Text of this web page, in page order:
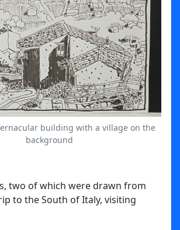
building with a village on the
background
two of which were drawn from
to the South of Italy, visiting